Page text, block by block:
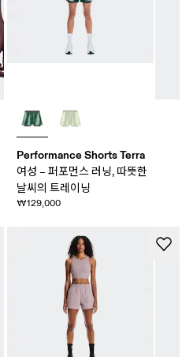
Performance Shorts Terra
여성 – 퍼포먼스 러닝, 따뜻한
날씨의 트레이닝
₩129,000